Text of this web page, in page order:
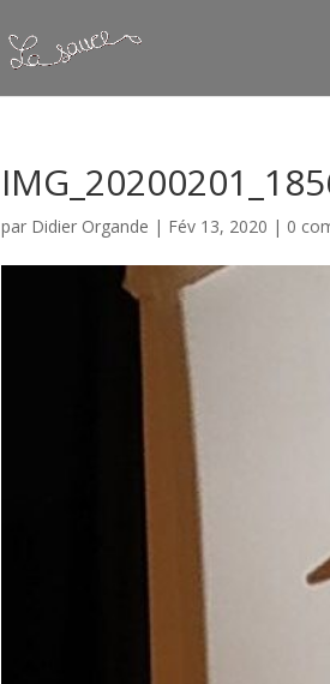
par Didier Organde | Fév 13, 2020 | 0